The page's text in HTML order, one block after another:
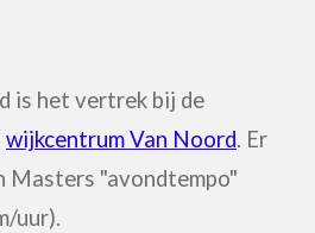
is het vertrek bij de
wijkcentrum Van Noord. Er
Masters "avondtempo"
uur).